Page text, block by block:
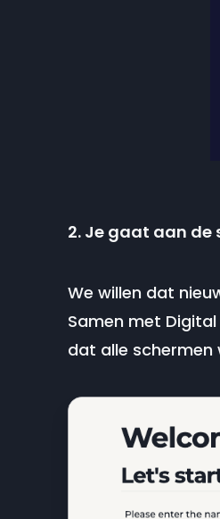
2. Je gaat aan
We willen dat
Samen met
dat alle schermen